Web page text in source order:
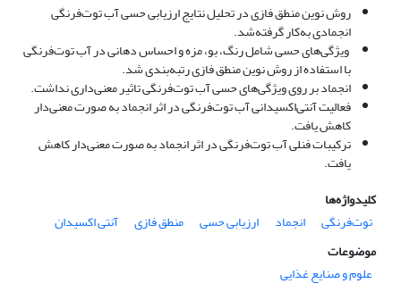
روش نوین منطق فازی در تحلیل نتایج ارزیابی حسی آب توت‌فرنگی
انجمادی به‌کار گرفته‌شد.
ویژگی‌های حسی شامل رنگ، بو، مزه و احساس دهانی در آب توت‌فرنگی
با استفاده از روش نوین منطق فازی رتبه‌بندی شد.
انجماد بر روی ویژگی‌های حسی آب توت‌فرنگی تاثیر معنی‌داری نداشت.
فعالیت آنتی‌اکسیدانی آب توت‌فرنگی در اثر انجماد به صورت معنی‌دار
کاهش یافت.
ترکیبات فنلی آب توت‌فرنگی در اثر انجماد به صورت معنی‌دار کاهش
یافت.
کلیدواژه‌ها
توت‌فرنگی
انجماد ارزیابی حسی منطق فازی
آنتی اکسیدان
موضوعات
علوم و صنایع غذایی